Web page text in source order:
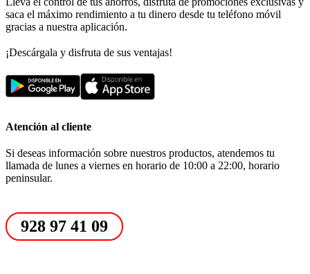
saca el máximo rendimiento a tu dinero desde tu teléfono móvil
gracias a nuestra aplicación.
¡Descárgala y disfruta de sus ventajas!
Atención al cliente
Si deseas información sobre nuestros productos, atendemos tu
llamada de lunes a viernes en horario de 10:00 a 22:00, horario
peninsular.
928 97 41 09